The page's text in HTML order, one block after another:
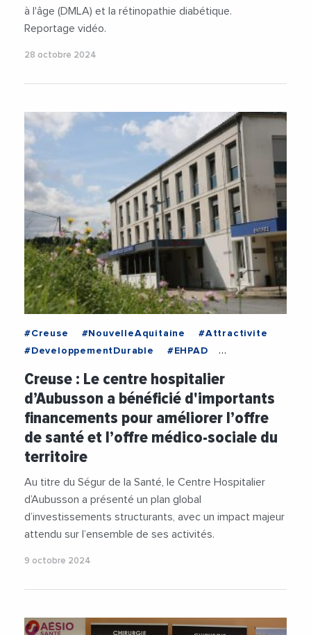
à l'âge (DMLA) et la rétinopathie diabétique.
Reportage vidéo.
28 octobre 2024
#Creuse #NouvelleAquitaine
#Attractivite
#DeveloppementDurable
#EHPAD
Creuse : Le centre hospitalier
d’Aubusson a bénéficié d'importants
financements pour améliorer l’offre
de santé et l’offre médico-sociale du
territoire
Au titre du Ségur de la Santé, le Centre Hospitalier
d’Aubusson a présenté un plan global
d’investissements structurants, avec un impact majeur
attendu sur l’ensemble de ses activités.
9 octobre 2024